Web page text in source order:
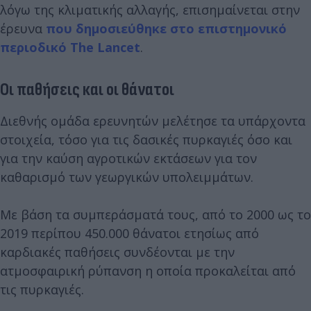
λόγω της κλιματικής αλλαγής, επισημαίνεται στην
έρευνα που δημοσιεύθηκε στο επιστημονικό
περιοδικό The Lancet.
Οι παθήσεις και οι θάνατοι
Διεθνής ομάδα ερευνητών μελέτησε τα υπάρχοντα
στοιχεία, τόσο για τις δασικές πυρκαγιές όσο και
για την καύση αγροτικών εκτάσεων για τον
καθαρισμό των γεωργικών υπολειμμάτων.
Με βάση τα συμπεράσματά τους, από το 2000 ως το
2019 περίπου 450.000 θάνατοι ετησίως από
καρδιακές παθήσεις συνδέονται με την
ατμοσφαιρική ρύπανση η οποία προκαλείται από
τις πυρκαγιές.